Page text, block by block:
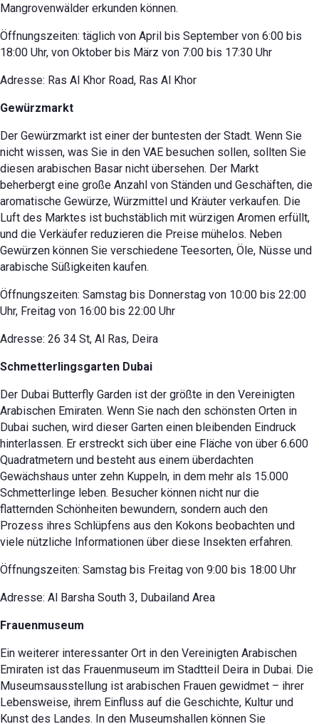
Mangrovenwälder erkunden können.
Öffnungszeiten: täglich von April bis September von 6:00 bis
18:00 Uhr, von Oktober bis März von 7:00 bis 17:30 Uhr
Adresse: Ras Al Khor Road, Ras Al Khor
Gewürzmarkt
Der Gewürzmarkt ist einer der buntesten der Stadt. Wenn Sie
nicht wissen, was Sie in den VAE besuchen sollen, sollten Sie
diesen arabischen Basar nicht übersehen. Der Markt
beherbergt eine große Anzahl von Ständen und Geschäften, die
aromatische Gewürze, Würzmittel und Kräuter verkaufen. Die
Luft des Marktes ist buchstäblich mit würzigen Aromen erfüllt,
und die Verkäufer reduzieren die Preise mühelos. Neben
Gewürzen können Sie verschiedene Teesorten, Öle, Nüsse und
arabische Süßigkeiten kaufen.
Öffnungszeiten: Samstag bis Donnerstag von 10:00 bis 22:00
Uhr, Freitag von 16:00 bis 22:00 Uhr
Adresse: 26 34 St, Al Ras, Deira
Schmetterlingsgarten Dubai
Der Dubai Butterfly Garden ist der größte in den Vereinigten
Arabischen Emiraten. Wenn Sie nach den schönsten Orten in
Dubai suchen, wird dieser Garten einen bleibenden Eindruck
hinterlassen. Er erstreckt sich über eine Fläche von über 6.600
Quadratmetern und besteht aus einem überdachten
Gewächshaus unter zehn Kuppeln, in dem mehr als 15.000
Schmetterlinge leben. Besucher können nicht nur die
flatternden Schönheiten bewundern, sondern auch den
Prozess ihres Schlüpfens aus den Kokons beobachten und
viele nützliche Informationen über diese Insekten erfahren.
Öffnungszeiten: Samstag bis Freitag von 9:00 bis 18:00 Uhr
Adresse: Al Barsha South 3, Dubailand Area
Frauenmuseum
Ein weiterer interessanter Ort in den Vereinigten Arabischen
Emiraten ist das Frauenmuseum im Stadtteil Deira in Dubai. Die
Museumsausstellung ist arabischen Frauen gewidmet – ihrer
Lebensweise, ihrem Einfluss auf die Geschichte, Kultur und
Kunst des Landes. In den Museumshallen können Sie